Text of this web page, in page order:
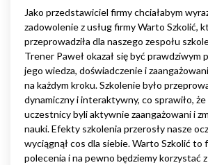
Jako przedstawiciel firmy chciałabym
zadowolenie z usług firmy Warto Szkolić,
przeprowadziła dla naszego zespołu
Trener Paweł okazał się być prawdziwym
jego wiedza, doświadczenie i
na każdym kroku. Szkolenie było
dynamiczny i interaktywny, co sprawiło,
uczestnicy byli aktywnie zaangażowani i
nauki. Efekty szkolenia przerosły nasze
wyciągnął cos dla siebie. Warto Szkolić to
polecenia i na pewno będziemy korzystać